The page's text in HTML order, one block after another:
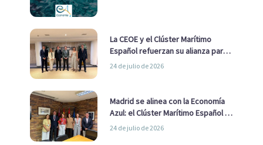
La CEOE y el Clúster Marítimo
Español refuerzan su alianza para
impulsar una estrategia Nacional
24 de julio de 2026
Madrid se alinea con la Economía
Azul: el Clúster Marítimo Español y
la Real Liga Naval avanzan alianzas
24 de julio de 2026